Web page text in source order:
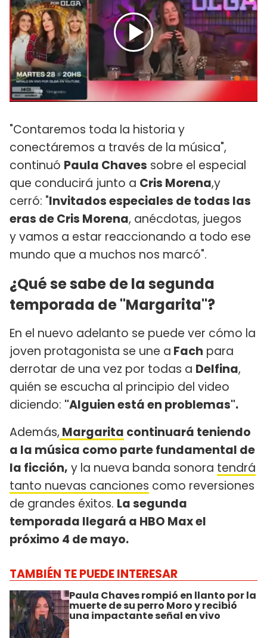
"Contaremos toda la historia y
conectáremos a través de la música",
continuó Paula Chaves sobre el especial
que conducirá junto a Cris Morena,y
cerró: "Invitados especiales de todas las
eras de Cris Morena, anécdotas, juegos
y vamos a estar reaccionando a todo ese
mundo que a muchos nos marcó".
¿Qué se sabe de la segunda
temporada de "Margarita"?
En el nuevo adelanto se puede ver cómo la
joven protagonista se une a Fach para
derrotar de una vez por todas a Delfina,
quién se escucha al principio del video
diciendo: "Alguien está en problemas".
Además, Margarita continuará teniendo
a la música como parte fundamental de
la ficción, y la nueva banda sonora tendrá
tanto nuevas canciones como reversiones
de grandes éxitos. La segunda
temporada llegará a HBO Max el
próximo 4 de mayo.
TAMBIÉN TE PUEDE INTERESAR
Paula Chaves rompió en llanto por la
muerte de su perro Moro y recibió
una impactante señal en vivo